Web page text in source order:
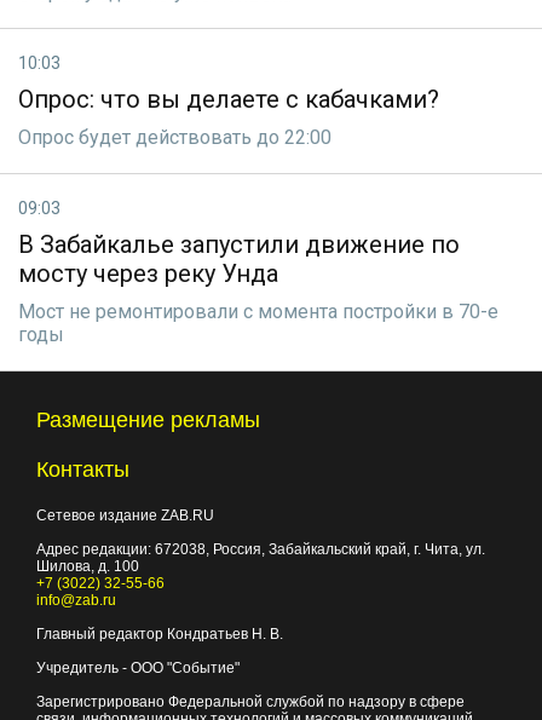
10:03
Опрос: что вы делаете с кабачками?
Опрос будет действовать до 22:00
09:03
В Забайкалье запустили движение по
мосту через реку Унда
Мост не ремонтировали с момента постройки в 70-е
годы
Размещение рекламы
Контакты
Сетевое издание ZAB.RU
Адрес редакции: 672038, Россия, Забайкальский край, г. Чита, ул.
Шилова, д. 100
+7 (3022) 32-55-66
info@zab.ru
Главный редактор Кондратьев Н. В.
Учредитель - ООО "Событие"
Зарегистрировано Федеральной службой по надзору в сфере